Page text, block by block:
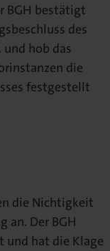
BGH bestätigt
des
und hob das
die
festgestellt
die Nichtigkeit
an. Der BGH
und hat die Klage